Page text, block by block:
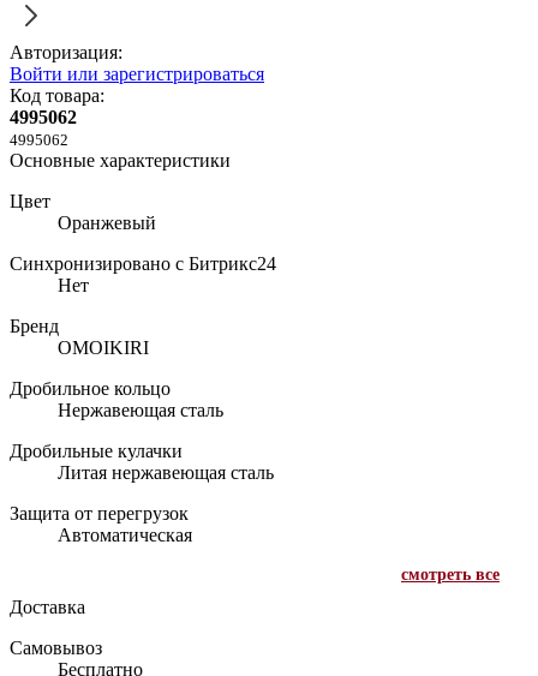
Авторизация:
Войти или зарегистрироваться
Код товара:
4995062
4995062
Основные характеристики
Цвет
Оранжевый
Синхронизировано с Битрикс24
Нет
Бренд
OMOIKIRI
Дробильное кольцо
Нержавеющая сталь
Дробильные кулачки
Литая нержавеющая сталь
Защита от перегрузок
Автоматическая
смотреть все
Доставка
Самовывоз
Бесплатно